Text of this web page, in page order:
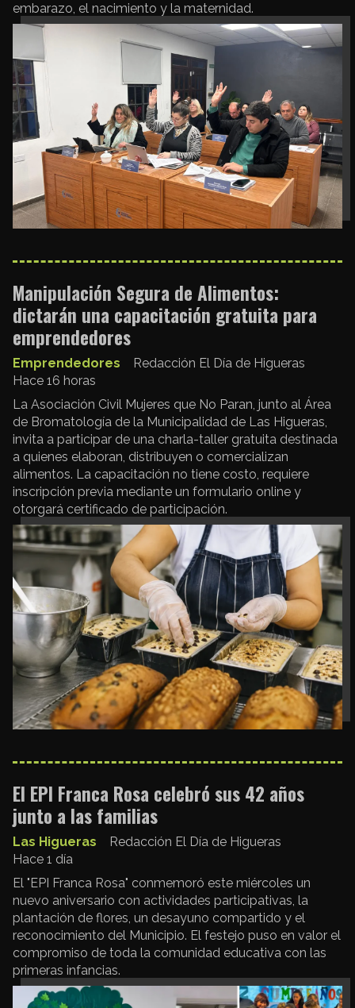
embarazo, el nacimiento y la maternidad.
Manipulación Segura de Alimentos:
dictarán una capacitación gratuita para
emprendedores
Redacción El Día de Higueras
Emprendedores
Hace 16 horas
La Asociación Civil Mujeres que No Paran, junto al Área
de Bromatología de la Municipalidad de Las Higueras,
invita a participar de una charla-taller gratuita destinada
a quienes elaboran, distribuyen o comercializan
alimentos. La capacitación no tiene costo, requiere
inscripción previa mediante un formulario online y
otorgará certificado de participación.
El EPI Franca Rosa celebró sus 42 años
junto a las familias
Redacción El Día de Higueras
Las Higueras
Hace 1 día
El "EPI Franca Rosa" conmemoró este miércoles un
nuevo aniversario con actividades participativas, la
plantación de flores, un desayuno compartido y el
reconocimiento del Municipio. El festejo puso en valor el
compromiso de toda la comunidad educativa con las
primeras infancias.